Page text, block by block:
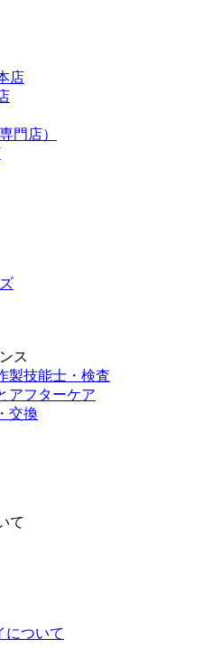
店
門店）
ス
製技能士・検査
アフターケア
交換
て
について